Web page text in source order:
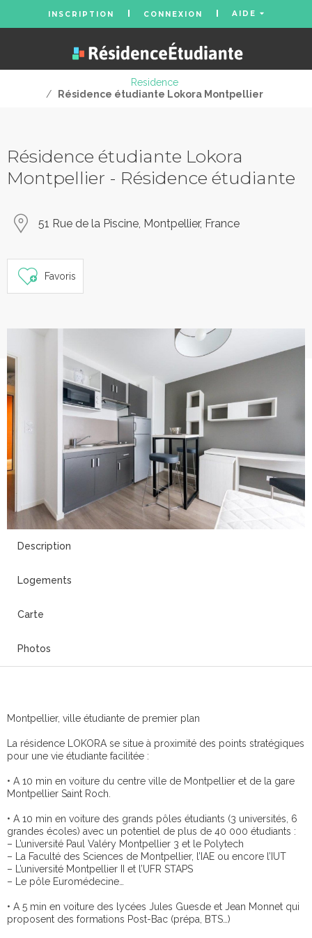
INSCRIPTION CONNEXION AIDE
Residence
/
Résidence étudiante Lokora Montpellier
Résidence étudiante Lokora
Montpellier - Résidence étudiante
51 Rue de la Piscine, Montpellier, France
Favoris
Description
Logements
Carte
Photos
Montpellier, ville étudiante de premier plan
La résidence LOKORA se situe à proximité des points stratégiques
pour une vie étudiante facilitée :
• A 10 min en voiture du centre ville de Montpellier et de la gare
Montpellier Saint Roch.
• A 10 min en voiture des grands pôles étudiants (3 universités, 6
grandes écoles) avec un potentiel de plus de 40 000 étudiants :
– L’université Paul Valéry Montpellier 3 et le Polytech
– La Faculté des Sciences de Montpellier, l’IAE ou encore l’IUT
– L’université Montpellier II et l’UFR STAPS
– Le pôle Euromédecine…
• A 5 min en voiture des lycées Jules Guesde et Jean Monnet qui
proposent des formations Post-Bac (prépa, BTS…)